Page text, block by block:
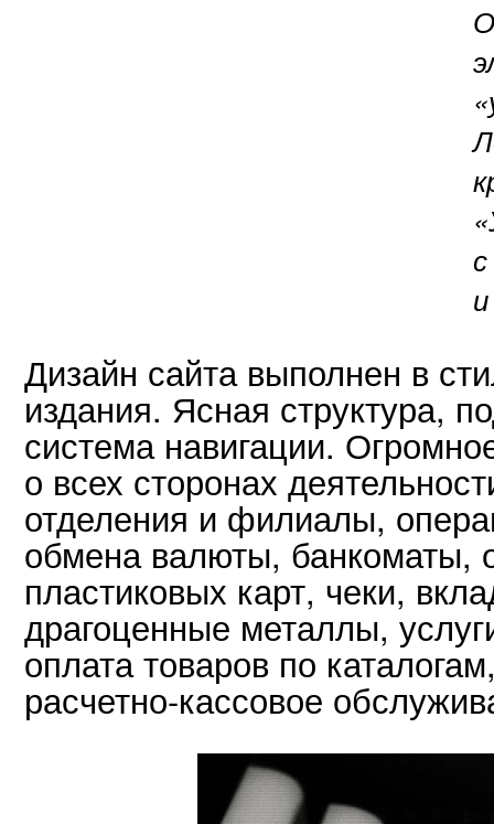
Дизайн сайта выполнен в
издания. Ясная структура,
система навигации.
о всех сторонах
отделения и филиалы,
обмена валюты, банкоматы,
пластиковых карт, чеки,
драгоценные металлы,
оплата товаров по
расчетно-кассовое